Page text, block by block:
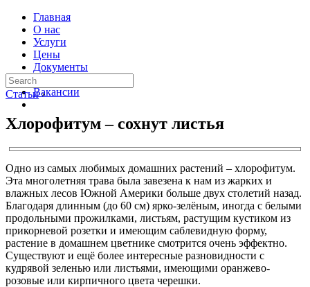
Главная
О нас
Услуги
Цены
Документы
Контакты
Вакансии
Статьи ›
Хлорофитум – сохнут листья
Одно из самых любимых домашних растений – хлорофитум.
Эта многолетняя трава была завезена к нам из жарких и
влажных лесов Южной Америки больше двух столетий назад.
Благодаря длинным (до 60 см) ярко-зелёным, иногда с белыми
продольными прожилками, листьям, растущим кустиком из
прикорневой розетки и имеющим саблевидную форму,
растение в домашнем цветнике смотрится очень эффектно.
Существуют и ещё более интересные разновидности с
кудрявой зеленью или листьями, имеющими оранжево-
розовые или кирпичного цвета черешки.